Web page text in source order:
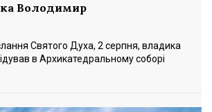
Володимир
Святого Духа, 2 серпня, владика
в Архикатедральному соборі